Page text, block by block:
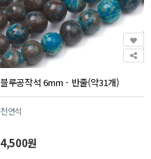
블루공작석 6mm - 반줄(약31개)
천연석
4,500원